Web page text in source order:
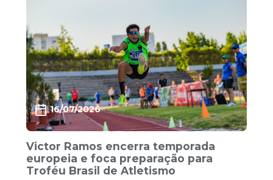
16/07/2026
Victor Ramos encerra temporada
europeia e foca preparação para
Troféu Brasil de Atletismo